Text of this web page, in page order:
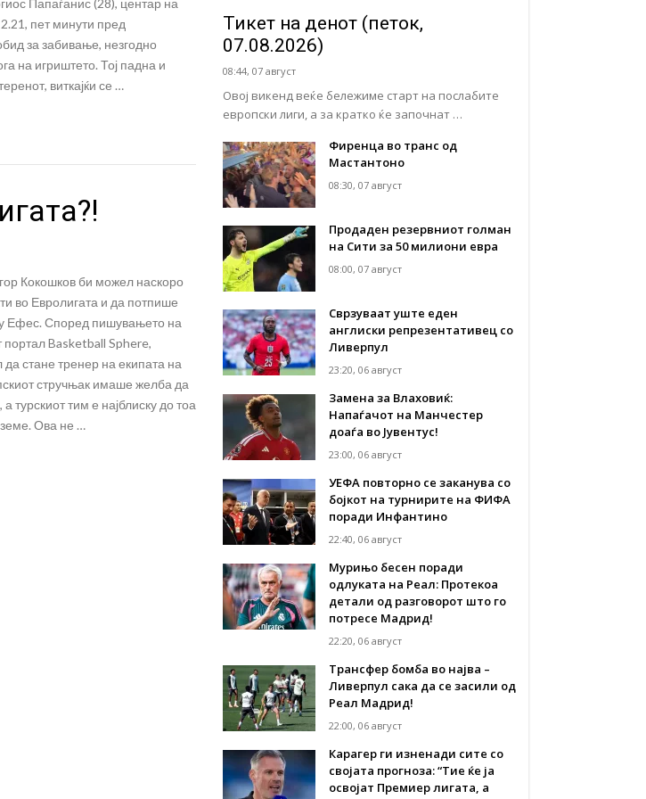
пет минути пред
за забивање, незгодно
на игриштето. Тој падна и
виткајќи се …
Кокошков би можел наскоро
во Евролигата и да потпише
Ефес. Според пишувањето на
портал Basketball Sphere,
стане тренер на екипата на
стручњак имаше желба да
турскиот тим е најблиску до тоа
Ова не …
Тикет на денот (петок,
07.08.2026)
08:44, 07 август
Овој викенд веќе бележиме старт на послабите
европски лиги, а за кратко ќе започнат …
Фиренца во транс од
Мастантоно
08:30, 07 август
Продаден резервниот голман
на Сити за 50 милиони евра
08:00, 07 август
Сврзуваат уште еден
англиски репрезентативец со
Ливерпул
23:20, 06 август
Замена за Влаховиќ:
Напаѓачот на Манчестер
доаѓа во Јувентус!
23:00, 06 август
УЕФА повторно се заканува со
бојкот на турнирите на ФИФА
поради Инфантино
22:40, 06 август
Мурињо бесен поради
одлуката на Реал: Протекоа
детали од разговорот што го
потресе Мадрид!
22:20, 06 август
Трансфер бомба во најва –
Ливерпул сака да се засили од
Реал Мадрид!
22:00, 06 август
Карагер ги изненади сите со
својата прогноза: “Тие ќе ја
освојат Премиер лигата, а